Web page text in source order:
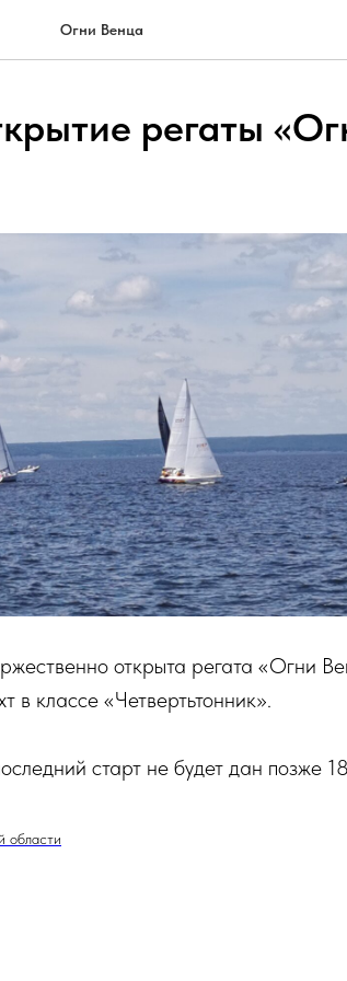
Огни Венца
регаты
открыта регата «Огни
в классе «Четвертьтонник».
старт не будет дан позже
области